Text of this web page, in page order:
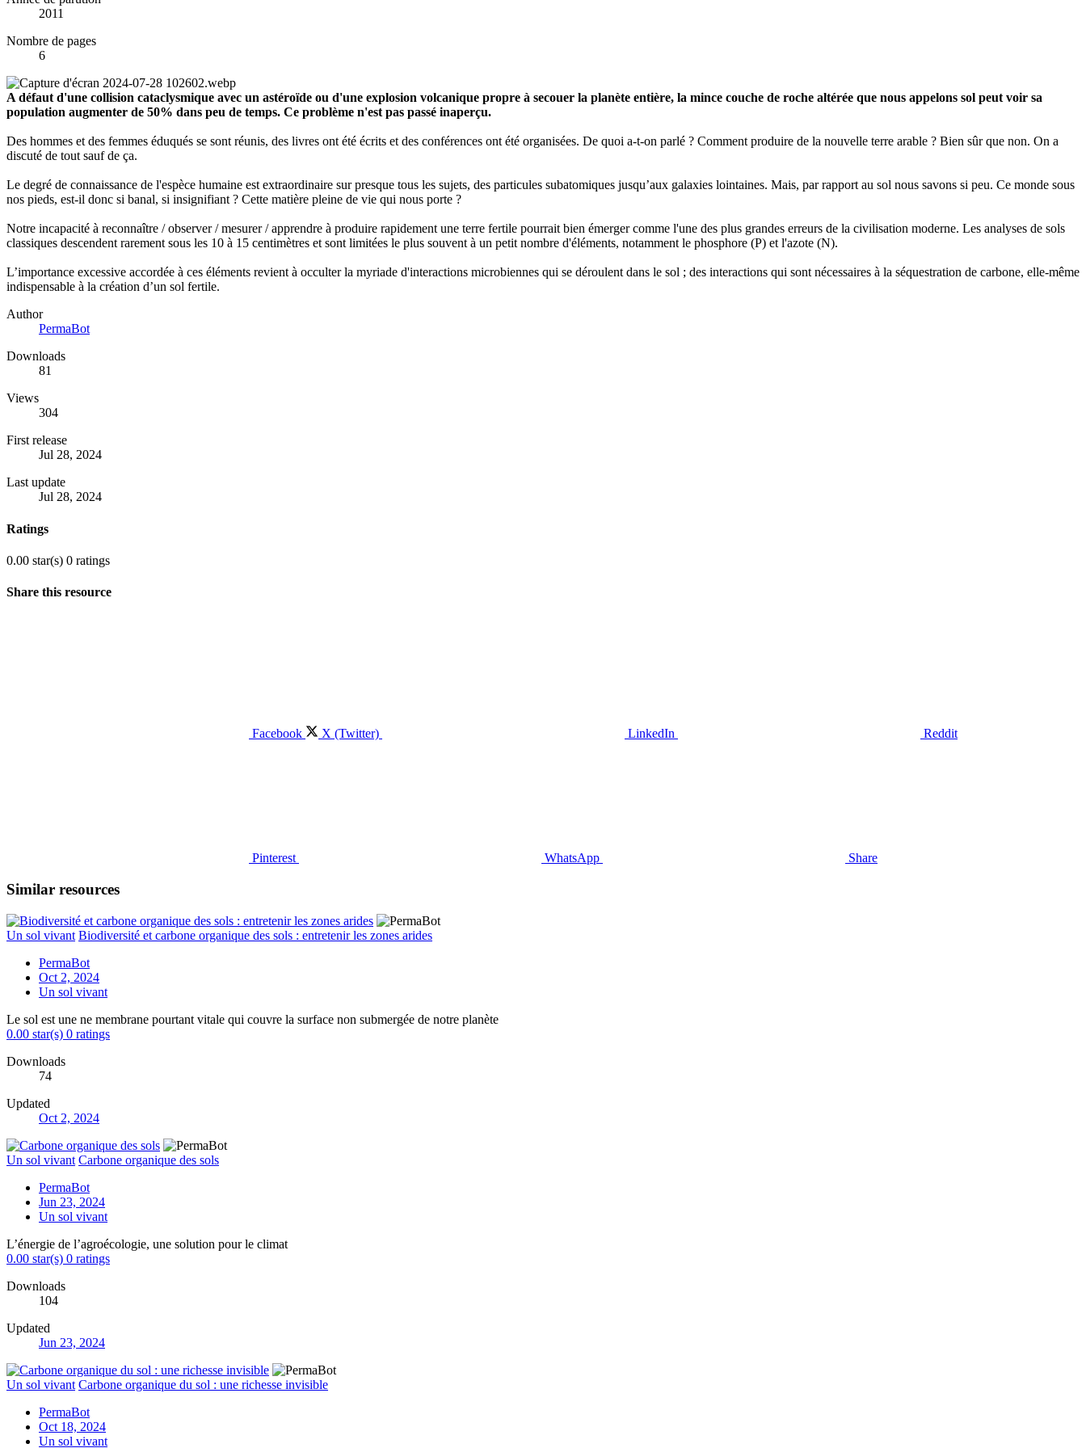
2011
Nombre de pages
6
A défaut d'une collision cataclysmique avec un astéroïde ou d'une explosion volcanique propre à secouer la planète entière, la mince couche de roche altérée que nous appelons sol peut voir sa
population augmenter de 50% dans peu de temps. Ce problème n'est pas passé inaperçu.
Des hommes et des femmes éduqués se sont réunis, des livres ont été écrits et des conférences ont été organisées. De quoi a-t-on parlé ? Comment produire de la nouvelle terre arable ? Bien sûr que non. On a
discuté de tout sauf de ça.
Le degré de connaissance de l'espèce humaine est extraordinaire sur presque tous les sujets, des particules subatomiques jusqu’aux galaxies lointaines. Mais, par rapport au sol nous savons si peu. Ce monde sous
nos pieds, est-il donc si banal, si insignifiant ? Cette matière pleine de vie qui nous porte ?
Notre incapacité à reconnaître / observer / mesurer / apprendre à produire rapidement une terre fertile pourrait bien émerger comme l'une des plus grandes erreurs de la civilisation moderne. Les analyses de sols
classiques descendent rarement sous les 10 à 15 centimètres et sont limitées le plus souvent à un petit nombre d'éléments, notamment le phosphore (P) et l'azote (N).
L’importance excessive accordée à ces éléments revient à occulter la myriade d'interactions microbiennes qui se déroulent dans le sol ; des interactions qui sont nécessaires à la séquestration de carbone, elle-même
indispensable à la création d’un sol fertile.
Author
PermaBot
Downloads
81
Views
304
First release
Jul 28, 2024
Last update
Jul 28, 2024
Ratings
0.00 star(s) 0 ratings
Share this resource
Facebook X (Twitter) LinkedIn Reddit
Pinterest WhatsApp Share
Similar resources
Un sol vivant Biodiversité et carbone organique des sols : entretenir les zones arides
PermaBot
Oct 2, 2024
Un sol vivant
Le sol est une ne membrane pourtant vitale qui couvre la surface non submergée de notre planète
0.00 star(s) 0 ratings
Downloads
74
Updated
Oct 2, 2024
Un sol vivant Carbone organique des sols
PermaBot
Jun 23, 2024
Un sol vivant
L’énergie de l’agroécologie, une solution pour le climat
0.00 star(s) 0 ratings
Downloads
104
Updated
Jun 23, 2024
Un sol vivant Carbone organique du sol : une richesse invisible
PermaBot
Oct 18, 2024
Un sol vivant